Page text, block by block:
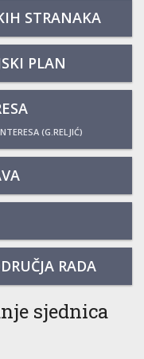
STRANAKA
PLAN
(G.RELJIĆ)
RADA
sjednica